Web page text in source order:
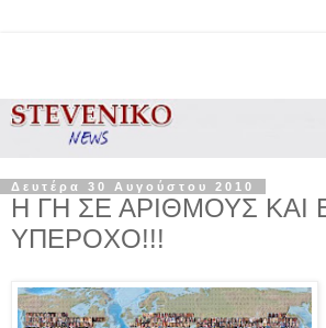
Δευτέρα 30 Αυγούστου 2010
Η ΓΗ ΣΕ ΑΡΙΘΜΟΥΣ ΚΑΙ
ΥΠΕΡΟΧΟ!!!